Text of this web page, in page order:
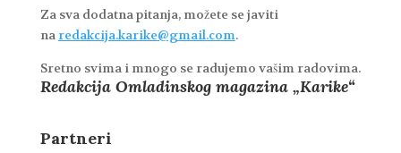
Za sva dodatna pitanja, možete se javiti
naredakcija.karike@gmail.com.
Sretno svima i mnogo se radujemo vašim radovima.
Redakcija Omladinskog magazina „Karike“
Partneri